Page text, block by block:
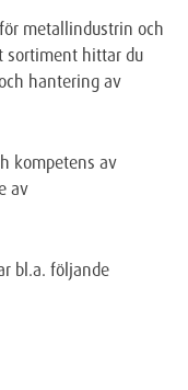
metallindustrin och
sortiment hittar du
hantering av
kompetens av
av
bl.a. följande